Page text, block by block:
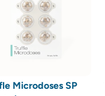
Microdoses SP